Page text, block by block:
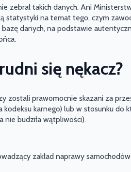
zebrał takich danych. Ani
statystyki na temat tego, czym
danych, na podstawie
się nękacz?
zostali prawomocnie skazani za
kodeksu karnego) lub w stosunku do
nie budziła wątpliwości).
zakład naprawy